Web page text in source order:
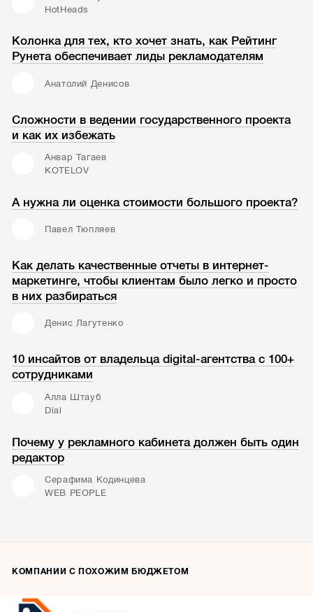
HotHeads
Колонка для тех, кто хочет знать, как Рейтинг
Рунета обеспечивает лиды рекламодателям
Анатолий Денисов
Сложности в ведении государственного проекта
и как их избежать
Анвар Тагаев
KOTELOV
А нужна ли оценка стоимости большого проекта?
Павел Тюпляев
Как делать качественные отчеты в интернет-
маркетинге, чтобы клиентам было легко и просто
в них разбираться
Денис Лагутенко
10 инсайтов от владельца digital-агентства с 100+
сотрудниками
Алла Штауб
Dial
Почему у рекламного кабинета должен быть один
редактор
Серафима Кодинцева
WEB PEOPLE
КОМПАНИИ С ПОХОЖИМ БЮДЖЕТОМ